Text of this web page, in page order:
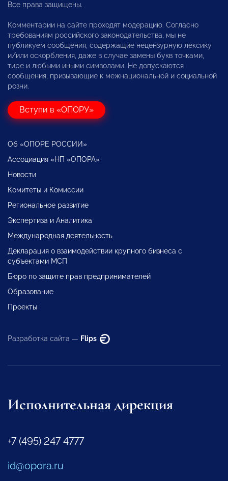
Все права защищены.
Комментарии на сайте проходят модерацию. Согласно
требованиям российского законодательства, мы не
публикуем сообщения, содержащие нецензурную лексику
и/или оскорбления, даже в случае замены букв точками,
тире и любыми иными символами. Не допускаются
сообщения, призывающие к межнациональной и социальной
розни.
Вступи в «ОПОРУ»
Об «ОПОРЕ РОССИИ»
Ассоциация «НП «ОПОРА»
Новости
Комитеты и Комиссии
Региональное развитие
Экспертиза и Аналитика
Международная деятельность
Декларация о взаимодействии крупного бизнеса с
субъектами МСП
Бюро по защите прав предпринимателей
Образование
Проекты
Разработка сайта — Flips
Исполнительная дирекция
+7 (495) 247 4777
id@opora.ru